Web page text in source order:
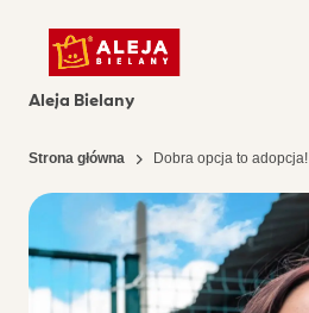
Aleja Bielany
Strona główna Dobra opcja to adopcja!